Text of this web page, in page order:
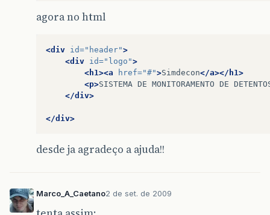
agora no html
<div id="header">
<div id="logo">
<h1><a
href="#">Simdecon</a></h1>
<p>SISTEMA DE MONITORAMENTO DE
</div>
</div>
desde ja agradeço a ajuda!!
Marco_A_Caetano2 de set. de 2009